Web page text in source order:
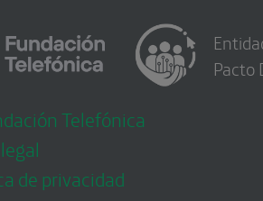
Telefónica
de privacidad
Pacto